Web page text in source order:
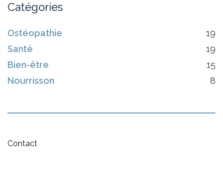
Catégories
Ostéopathie
19
Santé
19
Bien-être
15
Nourrisson
8
Contact